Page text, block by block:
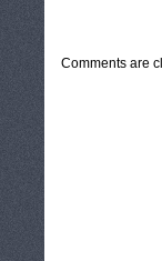
Comments are